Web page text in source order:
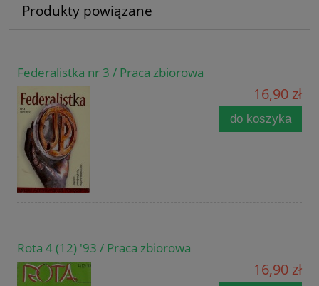
Produkty powiązane
Federalistka nr 3 / Praca zbiorowa
16,90 zł
do koszyka
Rota 4 (12) '93 / Praca zbiorowa
16,90 zł